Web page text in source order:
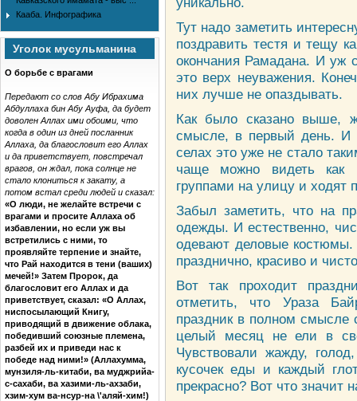
Кааба. Инфографика
Уголок мусульманина
О борьбе с врагами
Передают со слов Абу Ибрахима
Абдуллаха бин Абу Ауфа, да будет
доволен Аллах ими обоими, что
когда в один из дней посланник
Аллаха, да благословит его Аллах
и да приветствует, повстречал
врагов, он ждал, пока солнце не
стало клониться к закату, а
потом встал среди людей и сказал:
«О люди, не желайте встречи с
врагами и просите Аллаха об
избавлении, но если уж вы
встретились с ними, то
проявляйте терпение и знайте,
что Рай находится в тени (ваших)
мечей!» Затем Пророк, да
благословит его Аллах и да
приветствует, сказал: «О Аллах,
ниспосылающий Книгу,
приводящий в движение облака,
победивший союзные племена,
разбей их и приведи нас к
победе над ними!» (Аллахумма,
мунзиля-ль-китаби, ва муджрийа-
с-сахаби, ва хазими-ль-ахзаби,
хзим-хум ва-нсур-на \'аляй-хим!)
Тут надо заметить
поздравить тестя и тещу
окончания Рамадана. И уж
это верх неуважения.
них лучше не опаздывать.
Как было сказано выше,
смысле, в первый день. И
селах это уже не стало
чаще можно видеть как
группами на улицу и ходят
Забыл заметить, что на
одежды. И естественно,
одевают деловые костюмы.
празднично, красиво и
Вот так проходит
отметить, что Ураза
праздник в полном смысле
целый месяц не ели в
Чувствовали жажду,
кусочек еды и каждый
прекрасно? Вот что значит